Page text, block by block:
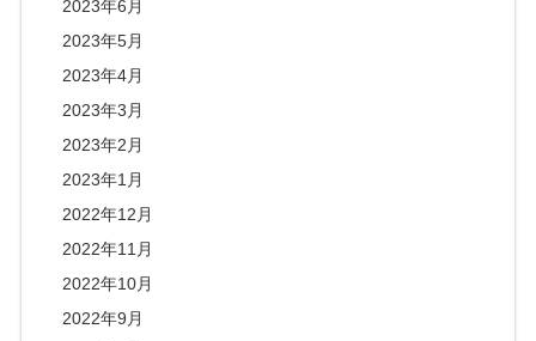
2023年6月
2023年5月
2023年4月
2023年3月
2023年2月
2023年1月
2022年12月
2022年11月
2022年10月
2022年9月